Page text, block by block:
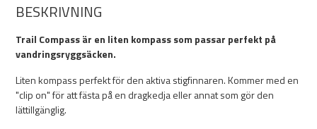
BESKRIVNING
Trail Compass är en liten kompass som passar perfekt på
vandringsryggsäcken.
Liten kompass perfekt för den aktiva stigfinnaren. Kommer med en
"clip on" för att fästa på en dragkedja eller annat som gör den
lättillgänglig.